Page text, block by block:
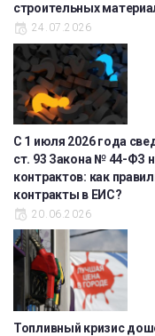
строительных
24.07.2026
С 1 июля 2026 года
ст. 93 Закона № 44-ФЗ
контрактов: как
контракты в ЕИС?
20.06.2026
Топливный кризис